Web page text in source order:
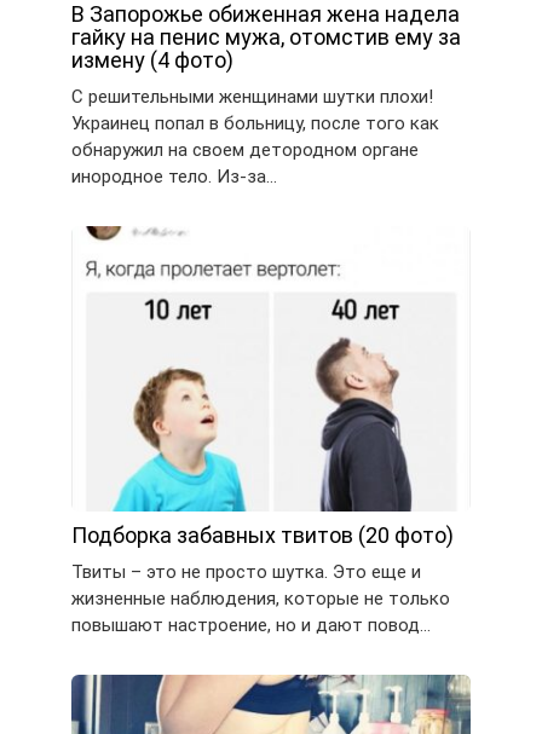
В Запорожье обиженная жена надела
гайку на пенис мужа, отомстив ему за
измену (4 фото)
С решительными женщинами шутки плохи!
Украинец попал в больницу, после того как
обнаружил на своем детородном органе
инородное тело. Из-за…
Подборка забавных твитов (20 фото)
Твиты – это не просто шутка. Это еще и
жизненные наблюдения, которые не только
повышают настроение, но и дают повод…